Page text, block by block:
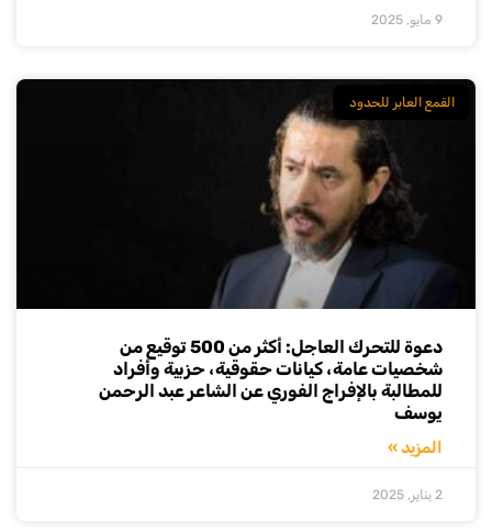
9 مايو, 2025
القمع العابر للحدود
دعوة للتحرك العاجل: أكثر من 500 توقيع من
شخصيات عامة، كيانات حقوقية، حزبية وأفراد
للمطالبة بالإفراج الفوري عن الشاعر عبد الرحمن
يوسف
المزيد »
2 يناير, 2025